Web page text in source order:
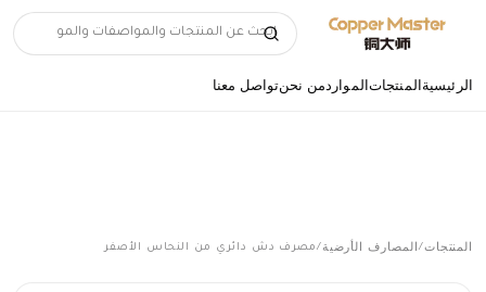
الرئيسيةالمنتجاتالمواردمن نحنتواصل معنا
المنتجات/المصارف الأرضية /مصرف دش دائري من النحاس الأصفر